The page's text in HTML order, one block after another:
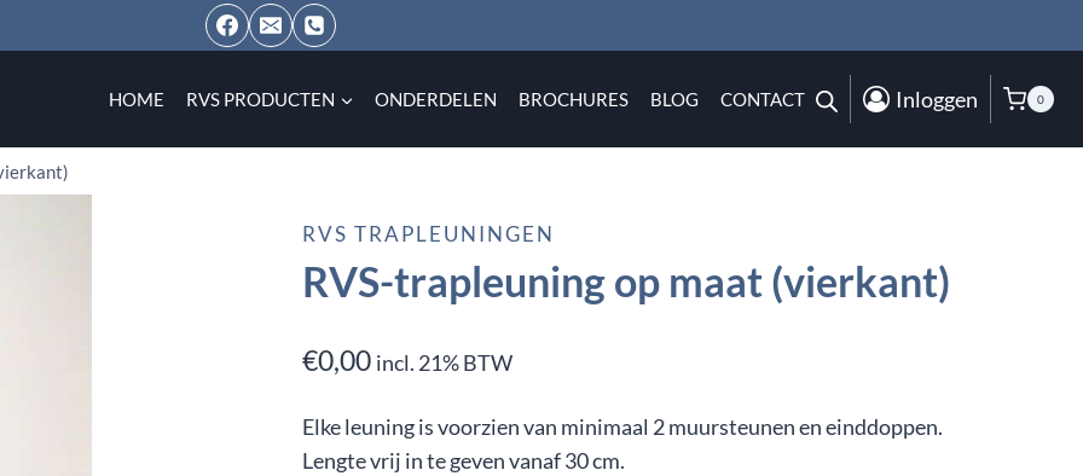
HOME RVS PRODUCTEN ONDERDELEN BROCHURES BLOG CONTACT Inloggen 0
RVS TRAPLEUNINGEN
RVS-trapleuning op maat (vierkant)
€0,00 incl. 21% BTW
Elke leuning is voorzien van minimaal 2 muursteunen en einddoppen.
Lengte vrij in te geven vanaf 30 cm.